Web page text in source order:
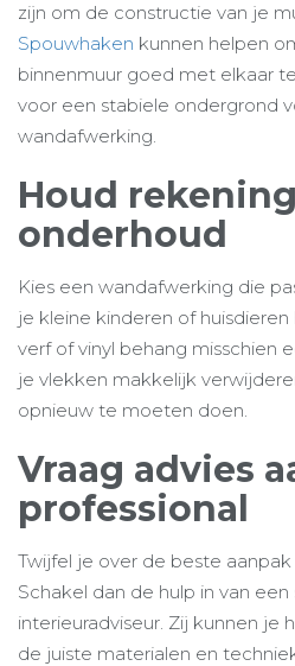
zijn om de constructie van je
Spouwhaken kunnen helpen
binnenmuur goed met elkaar
voor een stabiele ondergrond
wandafwerking.
Houd
onderhoud
Kies een wandafwerking die
je kleine kinderen of
verf of vinyl behang misschien
je vlekken makkelijk
opnieuw te moeten doen.
Vraag advies
professional
Twijfel je over de beste
Schakel dan de hulp in van een
interieuradviseur. Zij kunnen je
de juiste materialen en